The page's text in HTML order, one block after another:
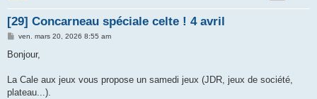
[29] Concarneau spéciale celte ! 4 avril
M
s
g
ven. mars 20, 2026 8:55 am
Bonjour,
La Cale aux jeux vous propose un samedi jeux (JDR, jeux de société,
plateau...).